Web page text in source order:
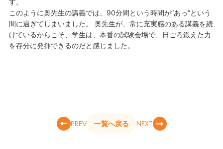
このように奥先生の講義では、90分間という時間が”あっ”という
間に過ぎてしまいました。 奥先生が、常に充実感のある講義を続
けているからこそ、学生は、本番の試験会場で、日ごろ鍛えた力
を存分に発揮できるのだと感じました。
PREV 一覧へ戻る NEXT